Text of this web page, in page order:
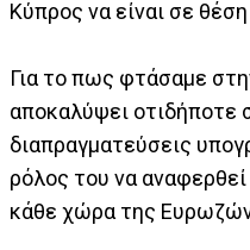
Κύπρος να είναι σε
Για το πως φτάσαμε
αποκαλύψει οτιδήποτε
διαπραγματεύσεις
ρόλος του να
κάθε χώρα της